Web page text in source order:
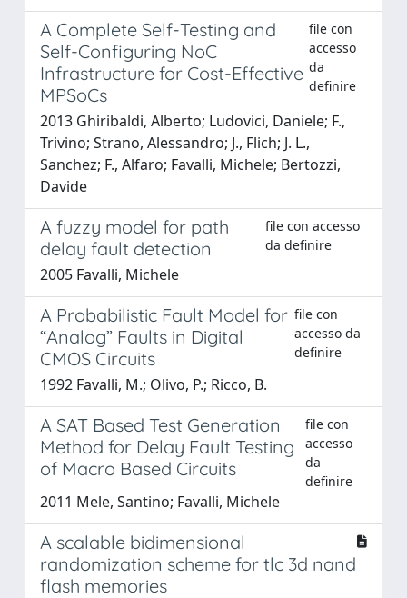
A Complete Self-Testing and
Self-Configuring NoC
Infrastructure for Cost-Effective
MPSoCs
file con
accesso
da
definire
2013 Ghiribaldi, Alberto; Ludovici, Daniele; F.,
Trivino; Strano, Alessandro; J., Flich; J. L.,
Sanchez; F., Alfaro; Favalli, Michele; Bertozzi,
Davide
A fuzzy model for path
delay fault detection
file con accesso
da definire
2005 Favalli, Michele
A Probabilistic Fault Model for
“Analog” Faults in Digital
CMOS Circuits
file con
accesso da
definire
1992 Favalli, M.; Olivo, P.; Ricco, B.
A SAT Based Test Generation
Method for Delay Fault Testing
of Macro Based Circuits
file con
accesso
da
definire
2011 Mele, Santino; Favalli, Michele
A scalable bidimensional
randomization scheme for tlc 3d nand
flash memories